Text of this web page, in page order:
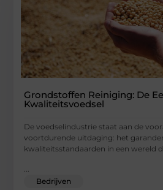
Grondstoffen Reiniging: De
Kwaliteitsvoedsel
De voedselindustrie staat aan de
voortdurende uitdaging: het
kwaliteitsstandaarden in een wereld
Bedrijven